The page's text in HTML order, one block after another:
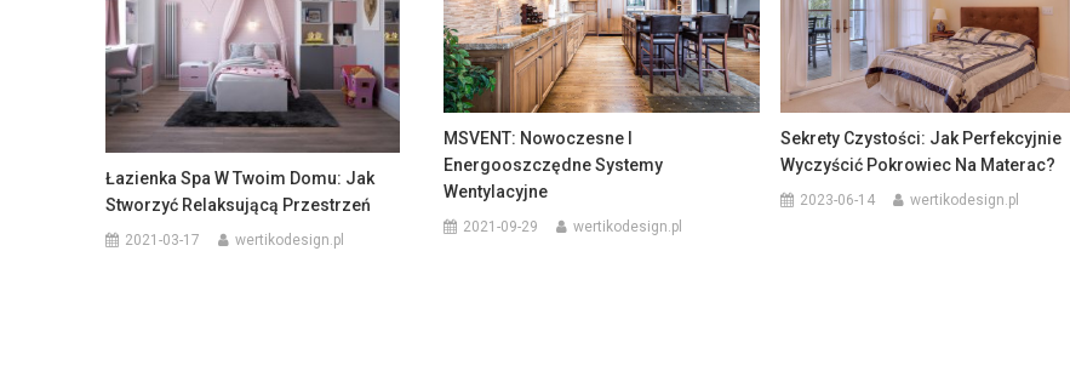
Łazienka Spa W Twoim Domu: Jak
Stworzyć Relaksującą Przestrzeń
2021-03-17 wertikodesign.pl
MSVENT: Nowoczesne I
Energooszczędne Systemy
Wentylacyjne
2021-09-29 wertikodesign.pl
Sekrety Czystości: Jak Perfekcyjnie
Wyczyścić Pokrowiec Na Materac?
2023-06-14 wertikodesign.pl